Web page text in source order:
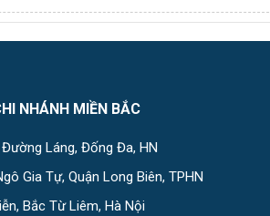
NHÁNH MIỀN BẮC
Láng, Đống Đa, HN
Gia Tự, Quận Long Biên, TPHN
Bắc Từ Liêm, Hà Nội